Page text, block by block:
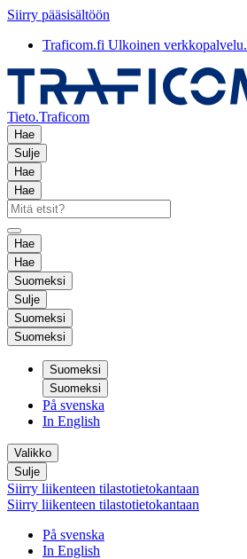
Siirry pääsisältöön
Traficom.fi Ulkoinen verkkopalvelu.
Tieto.Traficom
Hae
Sulje
Hae
Hae
Hae
Hae
Suomeksi
Sulje
Suomeksi
Suomeksi
Suomeksi
Suomeksi
På svenska
In English
Valikko
Sulje
Siirry liikenteen tilastotietokantaan
Siirry liikenteen tilastotietokantaan
På svenska
In English